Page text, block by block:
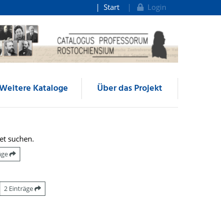
Start Login
Kataloge Über das Projekt
suchen.
2 Einträge